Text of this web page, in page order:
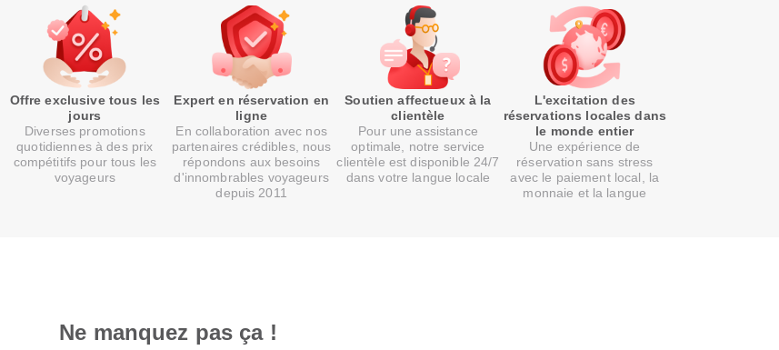
Offre exclusive tous les
jours
Diverses promotions
quotidiennes à des prix
compétitifs pour tous les
voyageurs
Expert en réservation en
ligne
En collaboration avec nos
partenaires crédibles, nous
répondons aux besoins
d'innombrables voyageurs
depuis 2011
Soutien affectueux à la
clientèle
Pour une assistance
optimale, notre service
clientèle est disponible 24/7
dans votre langue locale
L'excitation des
réservations locales dans
le monde entier
Une expérience de
réservation sans stress
avec le paiement local, la
monnaie et la langue
Ne manquez pas ça !